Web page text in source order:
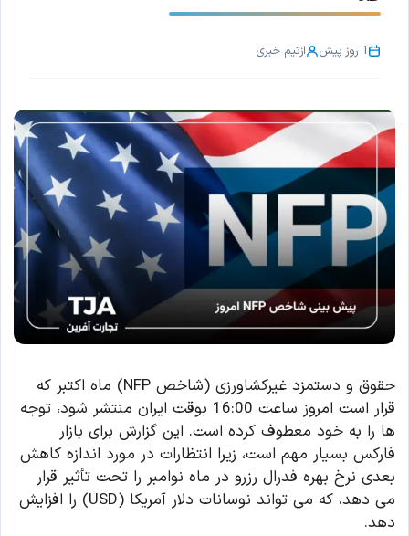
1 روز پیش ازتیم خبری
حقوق و دستمزد غیرکشاورزی (شاخص NFP) ماه اکتبر که
قرار است امروز ساعت 16:00 بوقت ایران منتشر شود، توجه
ها را به خود معطوف کرده است. این گزارش برای بازار
فارکس بسیار مهم است، زیرا انتظارات در مورد اندازه کاهش
بعدی نرخ بهره فدرال رزرو در ماه نوامبر را تحت تأثیر قرار
می دهد، که می تواند نوسانات دلار آمریکا (USD) را افزایش
دهد.